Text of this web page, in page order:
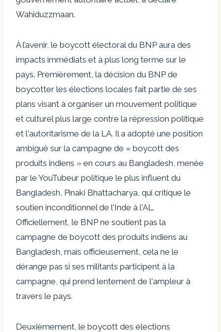
Wahiduzzmaan.
À l’avenir, le boycott électoral du BNP aura des
impacts immédiats et à plus long terme sur le
pays. Premièrement, la décision du BNP de
boycotter les élections locales fait partie de ses
plans visant à organiser un mouvement politique
et culturel plus large contre la répression politique
et l'autoritarisme de la LA. Il a adopté une position
ambiguë sur la campagne de « boycott des
produits indiens » en cours au Bangladesh, menée
par le YouTubeur politique le plus influent du
Bangladesh, Pinaki Bhattacharya, qui critique le
soutien inconditionnel de l'Inde à l'AL.
Officiellement, le BNP ne soutient pas la
campagne de boycott des produits indiens au
Bangladesh, mais officieusement, cela ne le
dérange pas si ses militants participent à la
campagne, qui prend lentement de l'ampleur à
travers le pays.
Deuxièmement, le boycott des élections